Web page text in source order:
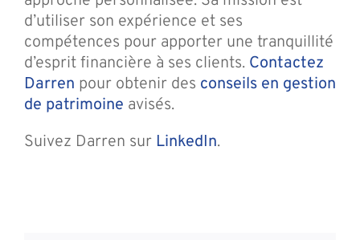
d’utiliser son expérience et ses
compétences pour apporter une tranquillité
d’esprit financière à ses clients. Contactez
Darren pour obtenir des conseils en gestion
de patrimoine avisés.
Suivez Darren sur LinkedIn.